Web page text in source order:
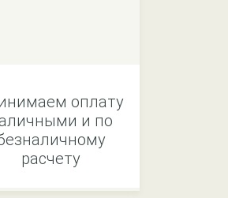
оплату
и по
расчету